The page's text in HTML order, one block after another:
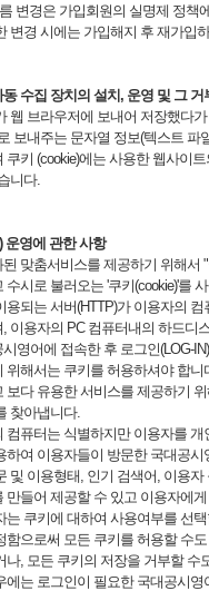
름 변경은 가입회원의 실명제 정책
변경 시에는 가입해지 후 재가입
수집 장치의 설치, 운영 및 그 거
웹 브라우저에 보내어 저장했다
보내주는 문자열 정보(텍스트 파
쿠키 (cookie)에는 사용한 웹사이
니다.
운영에 관한 사항
맞춤서비스를 제공하기 위해서
수시로 불러오는 '쿠키(cookie)'를
용되는 서버(HTTP)가 이용자의
이용자의 PC 컴퓨터내의 하드디
영어에 접속한 후 로그인(LOG-
위해서는 쿠키를 허용하셔야 합
보다 유용한 서비스를 제공하기
찾아냅니다.
컴퓨터는 식별하지만 이용자를
하여 이용자들이 방문한 국대공
및 이용형태, 인기 검색어, 이용
만들어 제공할 수 있고 이용자에
는 쿠키에 대하여 사용여부를 선
함으로써 모든 쿠키를 허용할 수
나, 모든 쿠키의 저장을 거부할 수
에는 로그인이 필요한 국대공시